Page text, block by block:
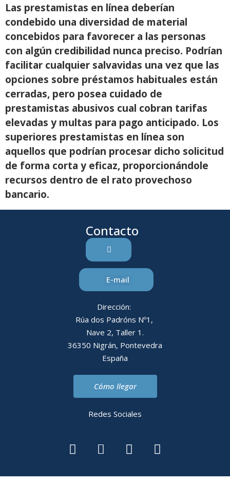
Las prestamistas en línea deberían
condebido una diversidad de material
concebidos para favorecer a las personas
con algún credibilidad nunca preciso. Podrían
facilitar cualquier salvavidas una vez que las
opciones sobre préstamos habituales están
cerradas, pero posea cuidado de
prestamistas abusivos cual cobran tarifas
elevadas y multas para pago anticipado. Los
superiores prestamistas en línea son
aquellos que podrían procesar dicho solicitud
de forma corta y eficaz, proporcionándole
recursos dentro de el rato provechoso
bancario.
Contacto
E-mail
Dirección:
Rúa dos Padróns Nº1,
Nave 2, Taller 1.
36350 Nigrán, Pontevedra
España
Cómo llegar
Redes Sociales